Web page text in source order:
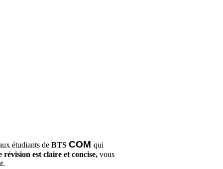
étudiants de BTS COM qui
révision est claire et concise, vous